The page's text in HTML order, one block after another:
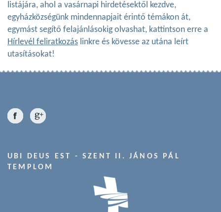
listájára, ahol a vasárnapi hirdetésektől kezdve,
egyházközségünk mindennapjait érintő témákon át,
egymást segítő felajánlásokig olvashat, kattintson erre a
Hírlevél feliratkozás linkre és kövesse az utána leírt
utasításokat!
UBI DEUS EST - SZENT II. JÁNOS PÁL
TEMPLOM